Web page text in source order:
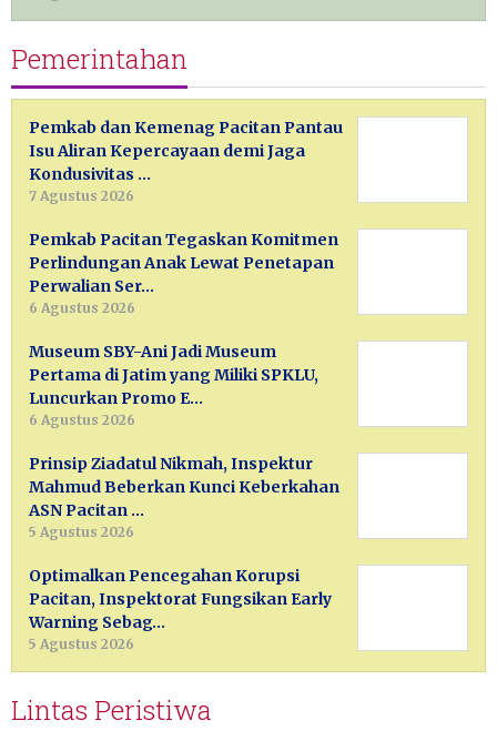
Pemerintahan
Pemkab dan Kemenag Pacitan Pantau
Isu Aliran Kepercayaan demi Jaga
Kondusivitas …
7 Agustus 2026
Pemkab Pacitan Tegaskan Komitmen
Perlindungan Anak Lewat Penetapan
Perwalian Ser…
6 Agustus 2026
Museum SBY-Ani Jadi Museum
Pertama di Jatim yang Miliki SPKLU,
Luncurkan Promo E…
6 Agustus 2026
Prinsip Ziadatul Nikmah, Inspektur
Mahmud Beberkan Kunci Keberkahan
ASN Pacitan …
5 Agustus 2026
Optimalkan Pencegahan Korupsi
Pacitan, Inspektorat Fungsikan Early
Warning Sebag…
5 Agustus 2026
Lintas Peristiwa